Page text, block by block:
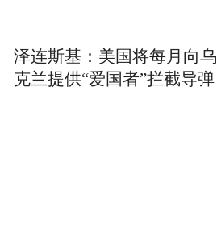
泽连斯基：美国将每月向乌
克兰提供“爱国者”拦截导弹